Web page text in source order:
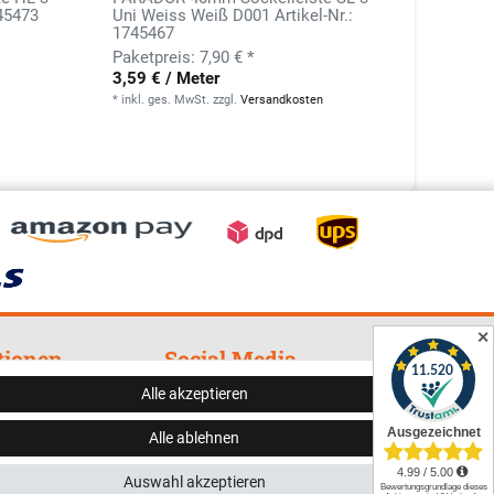
Uni Weiss Weiß D001 Artikel-Nr.:
1745467
7,90 € *
3,59 € / Meter
* inkl. ges. MwSt. zzgl.Versandkosten
Social Media
✕
Alle akzeptieren
Alle ablehnen
Auswahl akzeptieren